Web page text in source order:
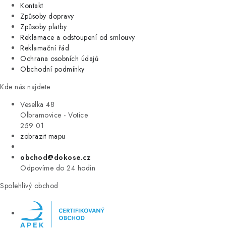
Kontakt
Způsoby dopravy
Způsoby platby
Reklamace a odstoupení od smlouvy
Reklamační řád
Ochrana osobních údajů
Obchodní podmínky
Kde nás najdete
Veselka 48
Olbramovice - Votice
259 01
zobrazit mapu
obchod@dokose.cz
Odpovíme do 24 hodin
Spolehlivý obchod
KUCHYNĚ
ORGANIZACE
DOMÁCNOST
ÚKLID
VÝPRODEJ
ZNAČKY
Úvod Kontakt Blog
Moje objednávka